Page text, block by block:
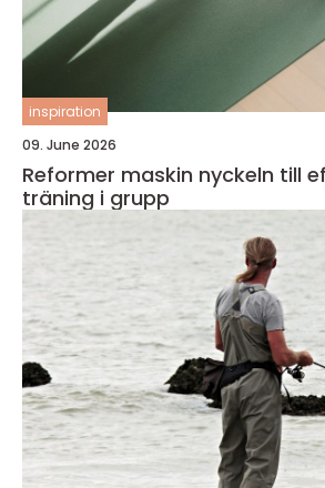
inspiration
09. June 2026
Reformer maskin nyckeln till effektiv, modern
träning i grupp